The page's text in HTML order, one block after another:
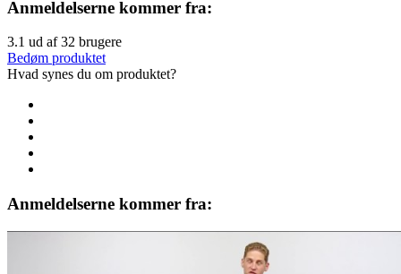
Anmeldelserne kommer fra:
3.1 ud af32 brugere
Bedøm produktet
Hvad synes du om produktet?
Anmeldelserne kommer fra: